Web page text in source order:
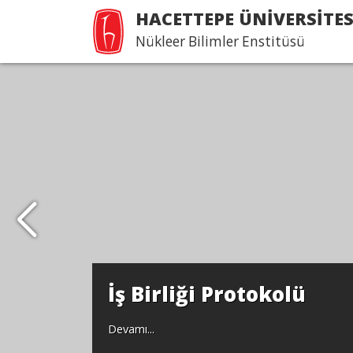
HACETTEPE
Nükleer Bilimler Enstitüsü
İş Birliği Protokolü
Devamı...